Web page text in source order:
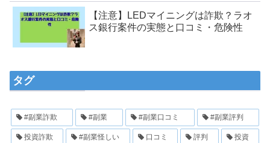
【注意】LEDマイニングは詐欺？ラオ
ス銀行案件の実態と口コミ・危険性
タグ
#副業詐欺 #副業 #副業口コミ #副業評判
投資詐欺 #副業怪しい 口コミ 評判 投資